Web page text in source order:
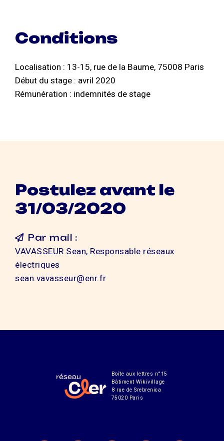
Conditions
Localisation : 13-15, rue de la Baume, 75008 Paris
Début du stage : avril 2020
Rémunération : indemnités de stage
Postulez avant le
31/03/2020
Par mail :
VAVASSEUR Sean, Responsable réseaux
électriques
sean.vavasseur@enr.fr
Boîte aux lettres n°15
Bâtiment Wikivillage
8 rue de Srebrenica
75020 Paris